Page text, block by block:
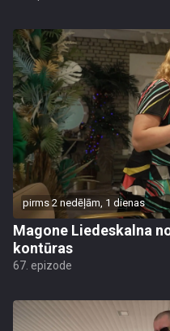
pirms 2 nedēļām, 1 dienas
Magone Liedeskalna
kontūras
67. epizode